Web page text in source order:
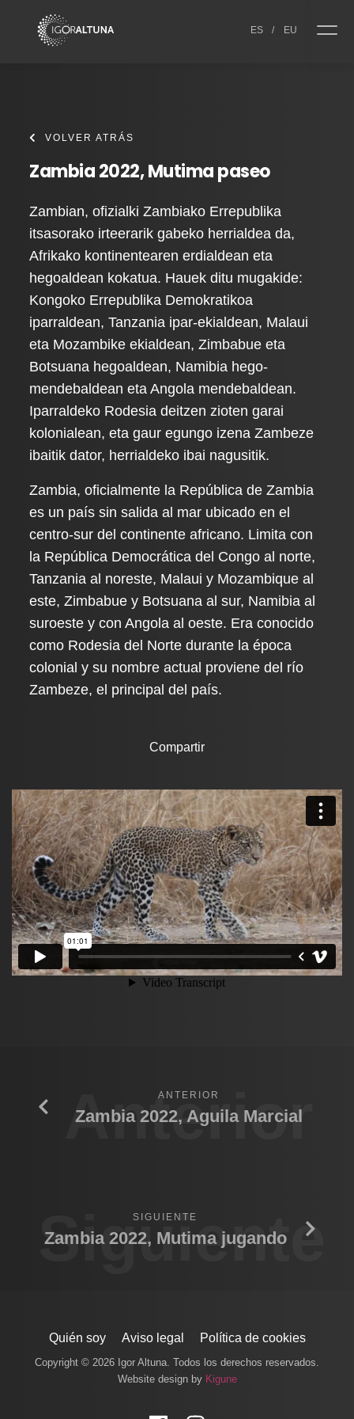
ES / EU
VOLVER ATRÁS
Zambia 2022, Mutima paseo
Zambian, ofizialki Zambiako Errepublika
itsasorako irteerarik gabeko herrialdea da,
Afrikako kontinentearen erdialdean eta
hegoaldean kokatua. Hauek ditu mugakide:
Kongoko Errepublika Demokratikoa
iparraldean, Tanzania ipar-ekialdean, Malaui
eta Mozambike ekialdean, Zimbabue eta
Botsuana hegoaldean, Namibia hego-
mendebaldean eta Angola mendebaldean.
Iparraldeko Rodesia deitzen zioten garai
kolonialean, eta gaur egungo izena Zambeze
ibaitik dator, herrialdeko ibai nagusitik.
Zambia, oficialmente la República de Zambia
es un país sin salida al mar ubicado en el
centro-sur del continente africano. Limita con
la República Democrática del Congo al norte,
Tanzania al noreste, Malaui y Mozambique al
este, Zimbabue y Botsuana al sur, Namibia al
suroeste y con Angola al oeste. Era conocido
como Rodesia del Norte durante la época
colonial y su nombre actual proviene del río
Zambeze, el principal del país.
Compartir
Anterior
ANTERIOR
Zambia 2022, Aguila Marcial
Siguiente
SIGUIENTE
Zambia 2022, Mutima jugando
Quién soy Aviso legal Política de cookies
Copyright © 2026 Igor Altuna. Todos los derechos reservados.
Website design by Kigune